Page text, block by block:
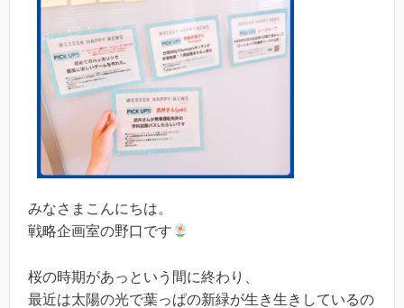
みなさまこんにちは。
戦略企画室の野口です
桜の時期があっという間に終わり、
最近は太陽の光で葉っぱの新緑が生き生きしているの